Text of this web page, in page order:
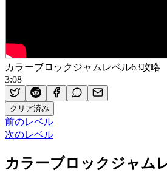
カラーブロックジャムレベル63攻略
3:08
クリア済み
前のレベル
次のレベル
カラーブロックジャム